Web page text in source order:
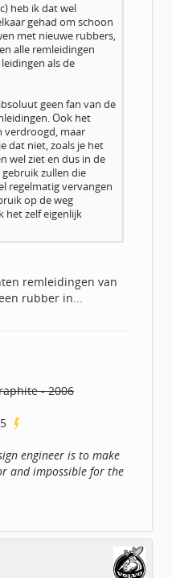
heb ik dat wel
gehad om schoon
met nieuwe rubbers,
alle remleidingen
als de
geen fan van de
Ook het
verdroogd, maar
dat niet, zoals je het
wel ziet en dus in de
zullen die
regelmatig vervangen
op de weg
het zelf eigenlijk
remleidingen van
rubber in...
- 2006
engineer is to make
and impossible for the